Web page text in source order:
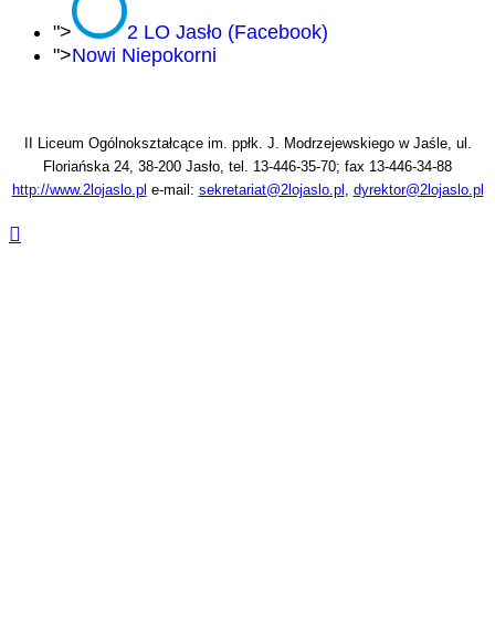
">
2 LO Jasło (Facebook)
">Nowi Niepokorni
II Liceum Ogólnokształcące im. ppłk. J. Modrzejewskiego w Jaśle, ul.
Floriańska 24, 38-200 Jasło, tel. 13-446-35-70; fax 13-446-34-88
http://www.2lojaslo.pl e-mail: sekretariat@2lojaslo.pl , dyrektor@2lojaslo.pl